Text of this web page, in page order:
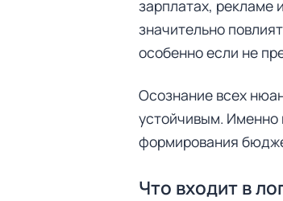
зарплатах, рекламе
значительно
особенно если не
Осознание всех
устойчивым. Именно
формирования
Что входит в